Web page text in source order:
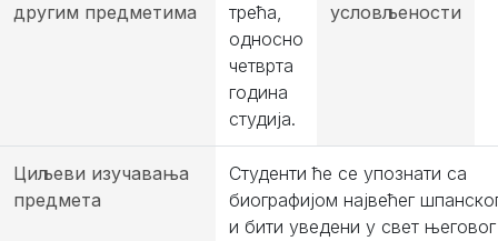
другим предметима
трећа,
односно
четврта
година
студија.
условљености
Циљеви изучавања
предмета
Студенти ће се упознати са
биографијом највећег
и бити уведени у свет његовог